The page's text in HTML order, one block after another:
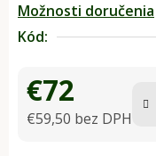
Možnosti doručenia
Kód:
€72
€59,50 bez DPH